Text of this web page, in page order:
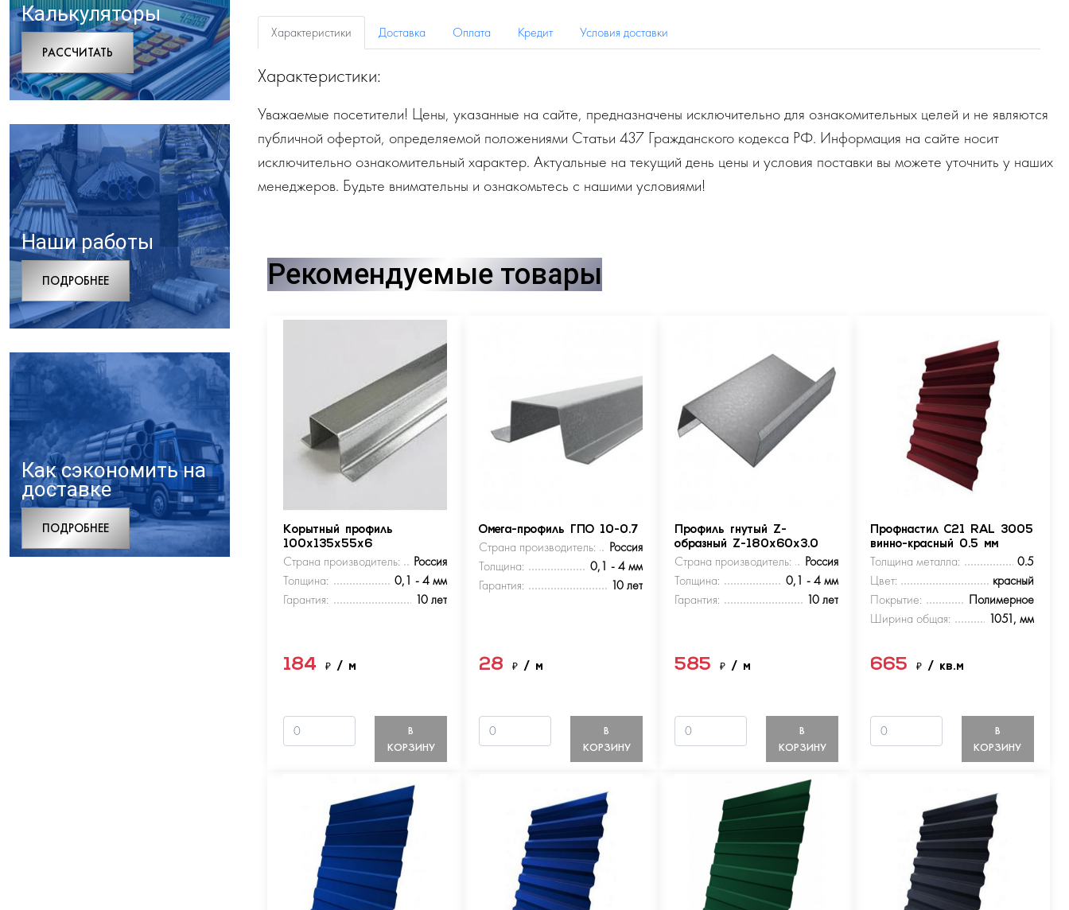
Калькуляторы
РАCСЧИТАТЬ
Наши работы
ПОДРОБНЕЕ
Как сэкономить на
доставке
ПОДРОБНЕЕ
Характеристики Доставка Оплата Кредит Условия доставки
Характеристики:
Уважаемые посетители! Цены, указанные на сайте, предназначены исключительно для ознакомительных целей и не являются
публичной офертой, определяемой положениями Статьи 437 Гражданского кодекса РФ. Информация на сайте носит
исключительно ознакомительный характер. Актуальные на текущий день цены и условия поставки вы можете уточнить у наших
менеджеров. Будьте внимательны и ознакомьтесь с нашими условиями!
Рекомендуемые товары
Корытный профиль
100х135х55х6
Страна производитель:
Россия
Толщина:
0,1 - 4 мм
Гарантия:
10 лет
184₽/ м
В
КОРЗИНУ
Омега-профиль ГПО 10-0.7
Страна производитель:
Россия
Толщина:
0,1 - 4 мм
Гарантия:
10 лет
28₽/ м
В
КОРЗИНУ
Профиль гнутый Z-
образный Z-180х60х3.0
Страна производитель:
Россия
Толщина:
0,1 - 4 мм
Гарантия:
10 лет
585₽/ м
В
КОРЗИНУ
Профнастил С21 RAL 3005
винно-красный 0.5 мм
Толщина металла:
0.5
Цвет:
красный
Покрытие:
Полимерное
Ширина общая:
1051, мм
665 ₽ / кв.м
В
КОРЗИНУ